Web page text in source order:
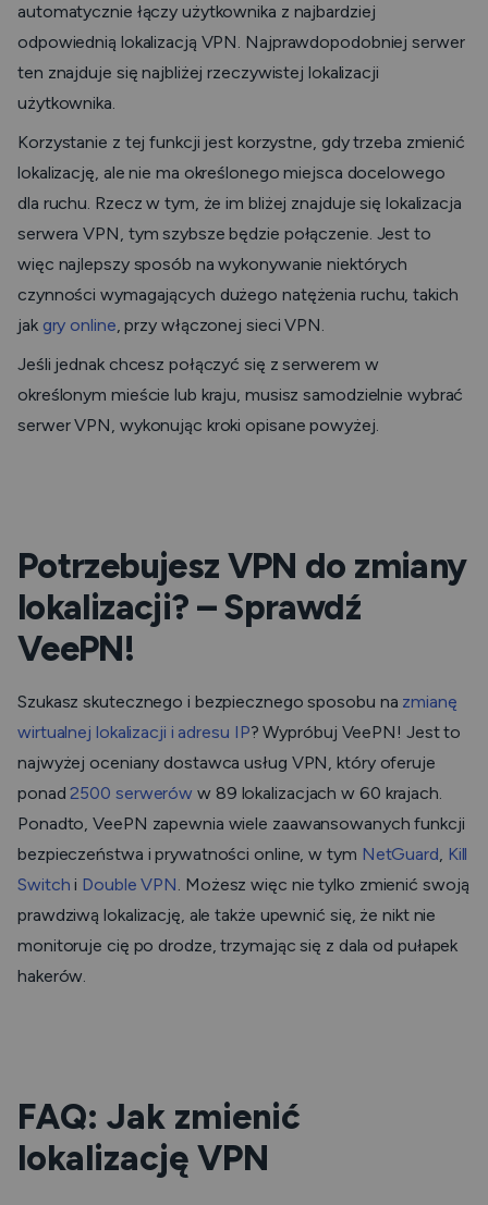
automatycznie łączy użytkownika z najbardziej
odpowiednią lokalizacją VPN. Najprawdopodobniej serwer
ten znajduje się najbliżej rzeczywistej lokalizacji
użytkownika.
Korzystanie z tej funkcji jest korzystne, gdy trzeba zmienić
lokalizację, ale nie ma określonego miejsca docelowego
dla ruchu. Rzecz w tym, że im bliżej znajduje się lokalizacja
serwera VPN, tym szybsze będzie połączenie. Jest to
więc najlepszy sposób na wykonywanie niektórych
czynności wymagających dużego natężenia ruchu, takich
jak gry online, przy włączonej sieci VPN.
Jeśli jednak chcesz połączyć się z serwerem w
określonym mieście lub kraju, musisz samodzielnie wybrać
serwer VPN, wykonując kroki opisane powyżej.
Potrzebujesz VPN do zmiany
lokalizacji? – Sprawdź
VeePN!
Szukasz skutecznego i bezpiecznego sposobu na zmianę
wirtualnej lokalizacji i adresu IP? Wypróbuj VeePN! Jest to
najwyżej oceniany dostawca usług VPN, który oferuje
ponad2500 serwerów w 89 lokalizacjach w 60 krajach.
Ponadto, VeePN zapewnia wiele zaawansowanych funkcji
bezpieczeństwa i prywatności online, w tym NetGuard, Kill
Switch i Double VPN. Możesz więc nie tylko zmienić swoją
prawdziwą lokalizację, ale także upewnić się, że nikt nie
monitoruje cię po drodze, trzymając się z dala od pułapek
hakerów.
FAQ: Jak zmienić
lokalizację VPN